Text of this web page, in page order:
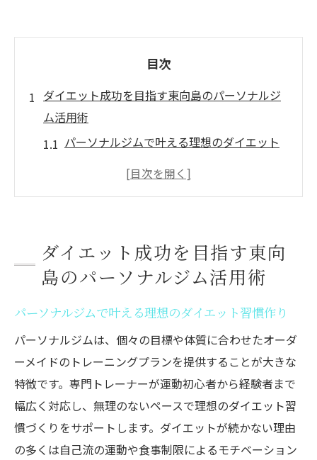
目次
ダイエット成功を目指す東向島のパーソナルジ
ム活用術
パーソナルジムで叶える理想のダイエット
トとは
墨田区で実感できるパーソナルジム効果と
実例紹介
る方法
キックボクシング併用で痩せやすい体質を作る
コツ
キックボクシングとパーソナルジム併用の
効果的な進め方
ダイエット成功を目指す東向
島のパーソナルジム活用術
パーソナルジムで叶える理想のダイエット習慣作り
パーソナルジムは、個々の目標や体質に合わせたオーダ
ーメイドのトレーニングプランを提供することが大きな
特徴です。専門トレーナーが運動初心者から経験者まで
幅広く対応し、無理のないペースで理想のダイエット習
慣づくりをサポートします。ダイエットが続かない理由
の多くは自己流の運動や食事制限によるモチベーション